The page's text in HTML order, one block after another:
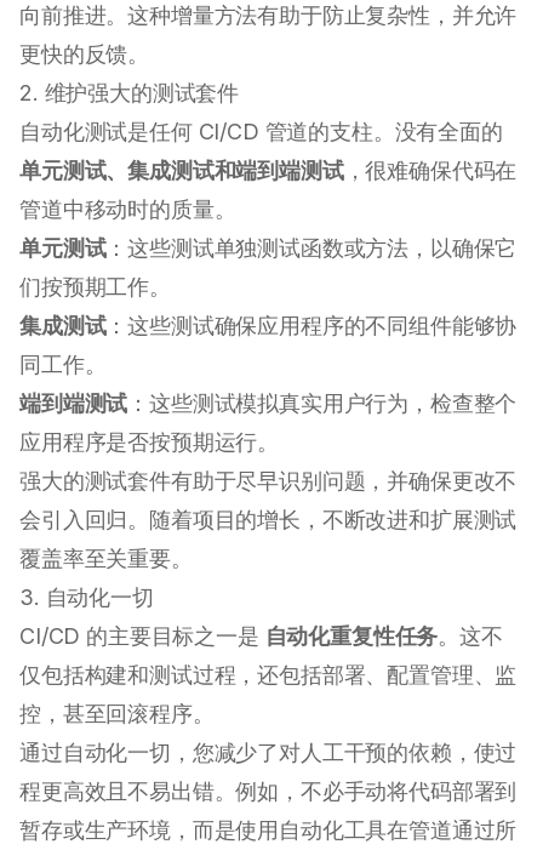
向前推进。这种增量方法有助于防止复杂性，并允许
更快的反馈。
2. 维护强大的测试套件
自动化测试是任何 CI/CD 管道的支柱。没有全面的
单元测试、集成测试和端到端测试，很难确保代码在
管道中移动时的质量。
单元测试：这些测试单独测试函数或方法，以确保它
们按预期工作。
集成测试：这些测试确保应用程序的不同组件能够协
同工作。
端到端测试 ：这些测试模拟真实用户行为，检查整个
应用程序是否按预期运行。
强大的测试套件有助于尽早识别问题，并确保更改不
会引入回归。随着项目的增长，不断改进和扩展测试
覆盖率至关重要。
3. 自动化一切
CI/CD 的主要目标之一是 自动化重复性任务。这不
仅包括构建和测试过程，还包括部署、配置管理、监
控，甚至回滚程序。
通过自动化一切，您减少了对人工干预的依赖，使过
程更高效且不易出错。例如，不必手动将代码部署到
暂存或生产环境，而是使用自动化工具在管道通过所